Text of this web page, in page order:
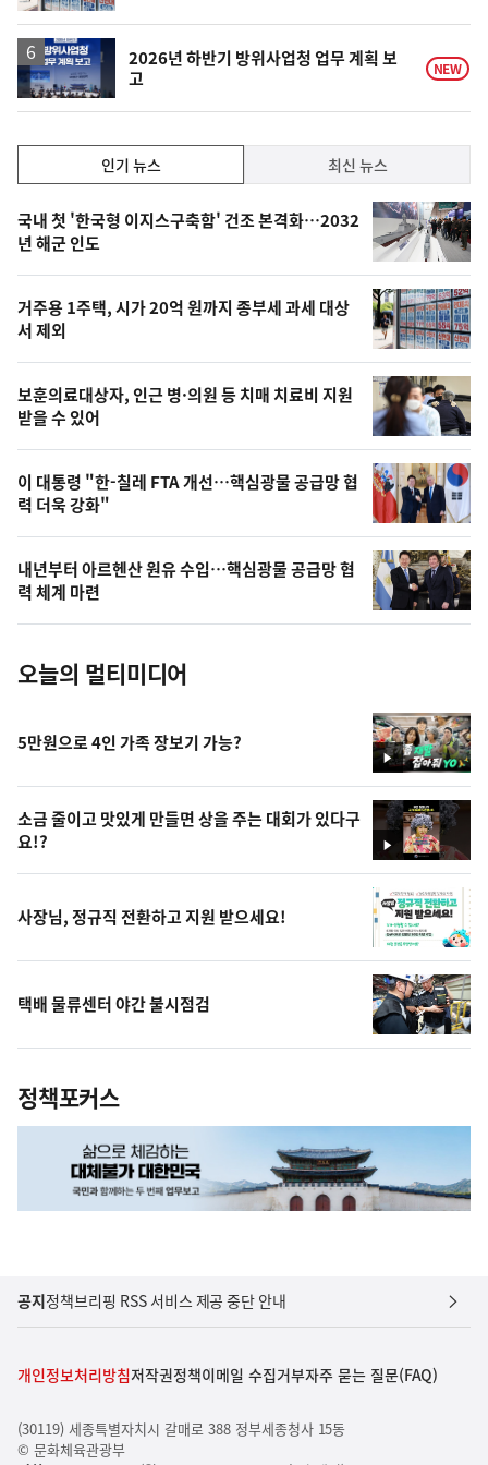
2026년 하반기 방위사업청 업무 계획 보
고
NEW
기,
최
신,
오
늘
의
영
상
오
늘
의
사
진
인기 뉴스 최신 뉴스
기
뉴
스
국내 첫 '한국형 이지스구축함' 건조 본격화…2032
년 해군 인도
거주용 1주택, 시가 20억 원까지 종부세 과세 대상
서 제외
보훈의료대상자, 인근 병·의원 등 치매 치료비 지원
받을 수 있어
이 대통령 "한-칠레 FTA 개선…핵심광물 공급망 협
력 더욱 강화"
내년부터 아르헨산 원유 수입…핵심광물 공급망 협
력 체계 마련
오늘의 멀티미디어
영
상
5만원으로 4인 가족 장보기 가능?
영
상
소금 줄이고 맛있게 만들면 상을 주는 대회가 있다구
요!?
사장님, 정규직 전환하고 지원 받으세요!
택배 물류센터 야간 불시점검
정책포커스
공지정책브리핑 RSS 서비스 제공 중단 안내
개인정보처리방침저작권정책이메일 수집거부자주 묻는 질문(FAQ)
(30119) 세종특별자치시 갈매로 388 정부세종청사 15동
© 문화체육관광부